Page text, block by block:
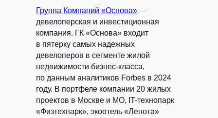
Группа Компаний «Основа» —
девелоперская и инвестиционная
компания. ГК «Основа» входит
в пятерку самых надежных
девелоперов в сегменте жилой
недвижимости бизнес-класса,
по данным аналитиков Forbes в 2024
году. В портфеле компании 20 жилых
проектов в Москве и МО, IT-технопарк
«Физтехпарк», экоотель «Лепота»